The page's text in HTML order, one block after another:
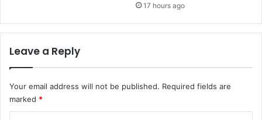
17 hours ago
Leave a Reply
Your email address will not be published. Required fields are
marked *